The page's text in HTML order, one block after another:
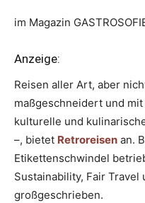
im Magazin
Anzeige:
Reisen aller Art, aber
maßgeschneidert und
kulturelle und
–, bietet Retroreisen an.
Etikettenschwindel
Sustainability, Fair Travel
großgeschrieben.